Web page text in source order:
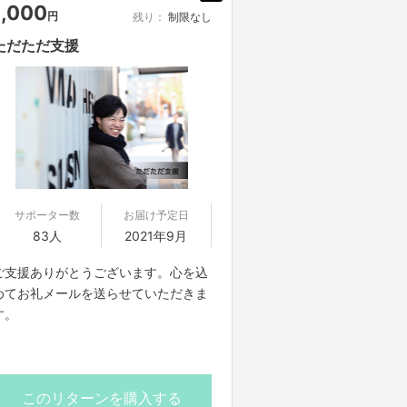
円 残り： 制限なし
だただ支援
サポーター数
83人
お届け予定日
2021年9月
支援ありがとうございます。心を込
てお礼メールを送らせていただきま
このリターンを購入する